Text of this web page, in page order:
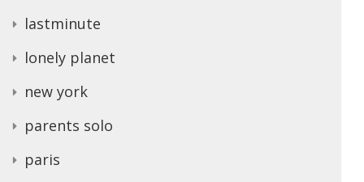
lastminute
lonely planet
new york
parents solo
paris